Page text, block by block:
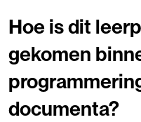
Hoe is dit
gekomen
documenta?